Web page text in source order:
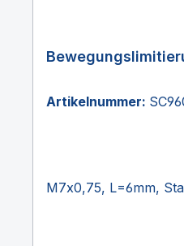
Artikelnummer:
M7x0,75, L=6mm,